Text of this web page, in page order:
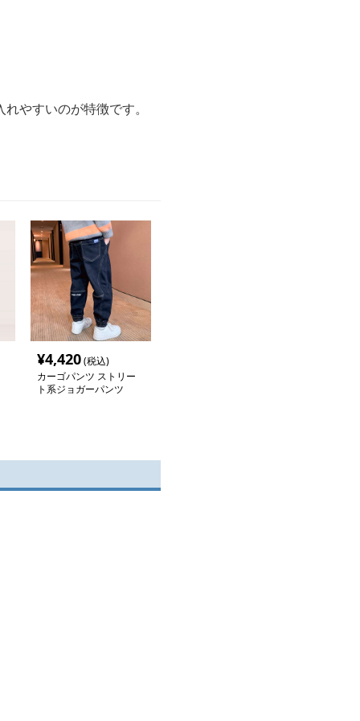
やすいのが特徴です。
¥4,420(税込)
カーゴパンツ ストリー
ト系ジョガーパンツ